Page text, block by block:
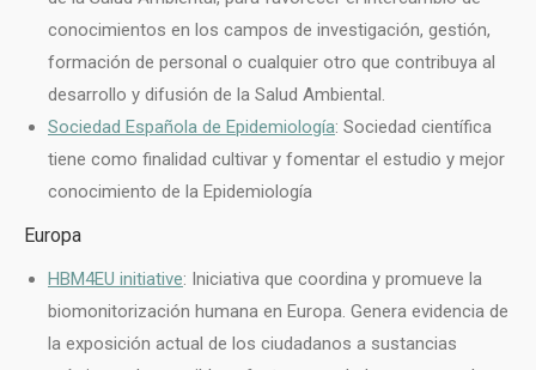
conocimientos en los campos de investigación, gestión,
formación de personal o cualquier otro que contribuya al
desarrollo y difusión de la Salud Ambiental.
Sociedad Española de Epidemiología: Sociedad científica
tiene como finalidad cultivar y fomentar el estudio y mejor
conocimiento de la Epidemiología
Europa
HBM4EU initiative: Iniciativa que coordina y promueve la
biomonitorización humana en Europa. Genera evidencia de
la exposición actual de los ciudadanos a sustancias